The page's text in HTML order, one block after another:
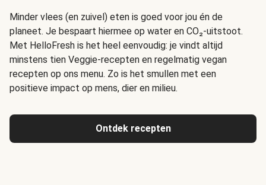
Minder vlees (en zuivel) eten is goed voor jou én de
planeet. Je bespaart hiermee op water en CO₂-uitstoot.
Met HelloFresh is het heel eenvoudig: je vindt altijd
minstens tien Veggie-recepten en regelmatig vegan
recepten op ons menu. Zo is het smullen met een
positieve impact op mens, dier en milieu.
Ontdek recepten